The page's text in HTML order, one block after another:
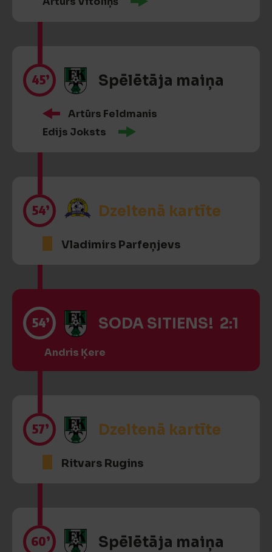
45’ Spēlētāja maiņa
Artūrs Feldmanis
Edijs Joksts
54’ Dzeltenā kartīte
Vladimirs Parfeņjevs
54’ SODA SITIENS! 2:1
Andris Ķere
57’ Dzeltenā kartīte
Ritvars Rugins
60’ Spēlētāja maiņa